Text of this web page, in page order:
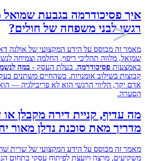
פסיכודרמה בגבעת שמואל
לבני משפחה של חולים?
מבוסס על הידע המקצועי של אולגה דאייל
מלווה תהליכי ריפוי, החלמה וצמיחה לנשים
פסיכודרמה. בעלת העסק -במה לנשמהשבו
בשילוב אומנויות. כשהחיים משתנים
הליווי הרגשי הוא לא פריבילגיה — הוא
קניית דירה מקבלן או
מאת סוכנת נדלן מאור יהודה
מבוסס על הידע המקצועי של שרית שחם
מרצה ויועצת לפיתוח עסקי בתחום הנדלן,